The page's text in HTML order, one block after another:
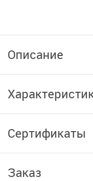
Описание
Сертификаты
Заказ